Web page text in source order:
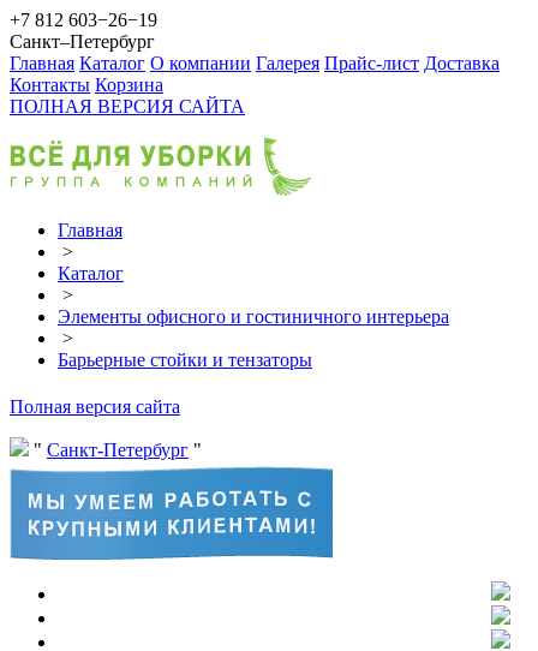
+7 812 603−26−19
Санкт–Петербург
Главная Каталог О компании Галерея Прайс-лист Доставка
Контакты Корзина
ПОЛНАЯ ВЕРСИЯ САЙТА
Главная
>
Каталог
>
Элементы офисного и гостиничного интерьера
>
Барьерные стойки и тензаторы
Полная версия сайта
Санкт-Петербург